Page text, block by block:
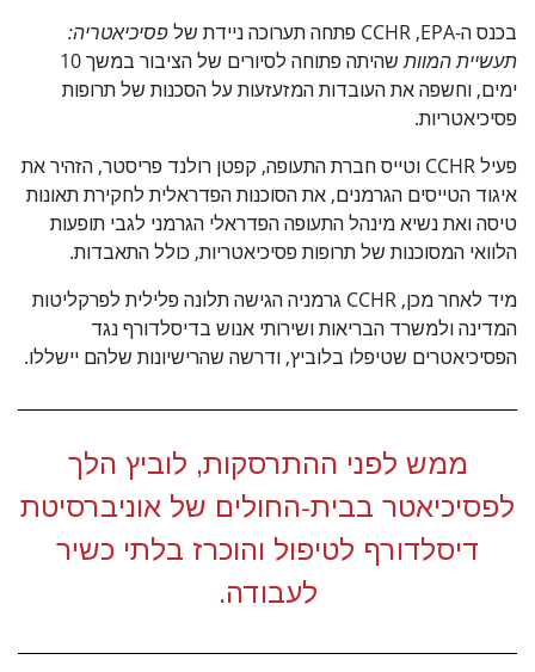
בכנס ה-EPA,‏ CCHR פתחה תערוכה ניידת של
פסיכיאטריה:
תעשיית המוות
שהיתה פתוחה לסיורים של הציבור במשך 10
ימים, וחשפה את העובדות המזעזעות על הסכנות של תרופות
פסיכיאטריות.
פעיל CCHR וטייס חברת התעופה, קפטן רולנד פריסטר, הזהיר את
איגוד הטייסים הגרמנים, את הסוכנות הפדראלית לחקירת תאונות
טיסה ואת נשיא מינהל התעופה הפדראלי הגרמני לגבי תופעות
הלוואי המסוכנות של תרופות פסיכיאטריות, כולל התאבדות.
מיד לאחר מכן, CCHR גרמניה הגישה תלונה פלילית לפרקליטות
המדינה ולמשרד הבריאות ושירותי אנוש בדיסלדורף נגד
הפסיכיאטרים שטיפלו בלוביץ, ודרשה שהרישיונות שלהם יישללו.
ממש לפני ההתרסקות, לוביץ הלך
לפסיכיאטר בבית-החולים של אוניברסיטת
דיסלדורף לטיפול והוכרז בלתי כשיר
לעבודה.